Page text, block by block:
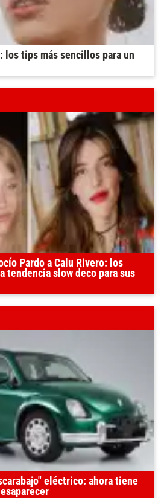
los tips más sencillos para un
Pardo a Calu Rivero: los
tendencia slow deco para sus
eléctrico: ahora tiene